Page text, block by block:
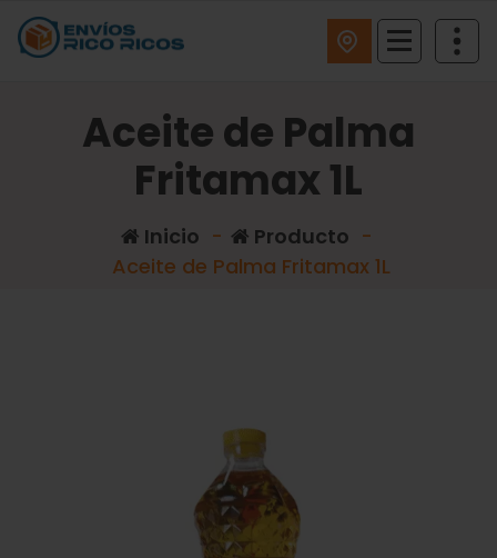
Aceite de Palma
Fritamax 1L
Inicio - Producto -
Aceite de Palma Fritamax 1L